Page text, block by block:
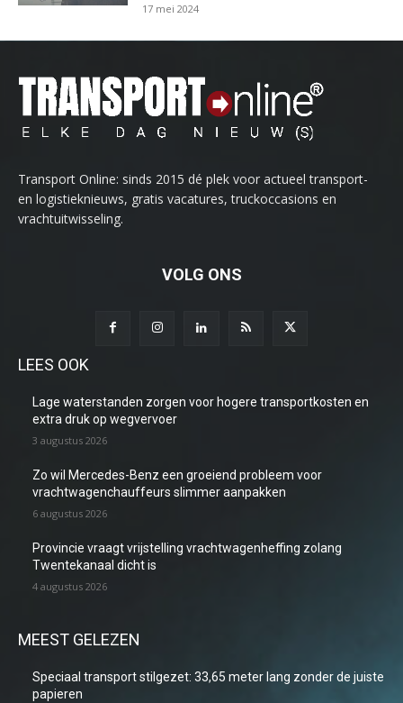
17 mei 2024
Transport Online: sinds 2015 dé plek voor actueel transport-
en logistieknieuws, gratis vacatures, truckoccasions en
vrachtuitwisseling.
VOLG ONS
LEES OOK
Lage waterstanden zorgen voor hogere transportkosten en
extra druk op wegvervoer
3 augustus 2026
Zo wil Mercedes-Benz een groeiend probleem voor
vrachtwagenchauffeurs slimmer aanpakken
6 augustus 2026
Provincie vraagt vrijstelling vrachtwagenheffing zolang
Twentekanaal dicht is
4 augustus 2026
MEEST GELEZEN
Speciaal transport stilgezet: 33,65 meter lang zonder de juiste
papieren